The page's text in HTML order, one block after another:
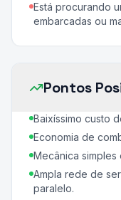
Está procurando
embarcadas ou
Pontos
Baixíssimo custo
Economia de
Mecânica
Ampla rede de
paralelo.